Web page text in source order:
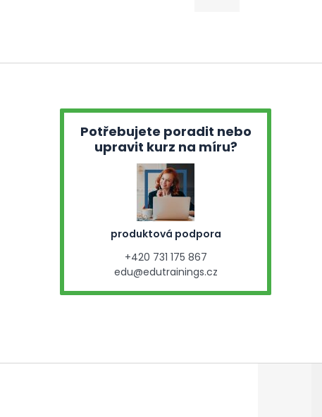
Potřebujete poradit nebo
upravit kurz na míru?
produktová podpora
+420 731 175 867
edu@edutrainings.cz